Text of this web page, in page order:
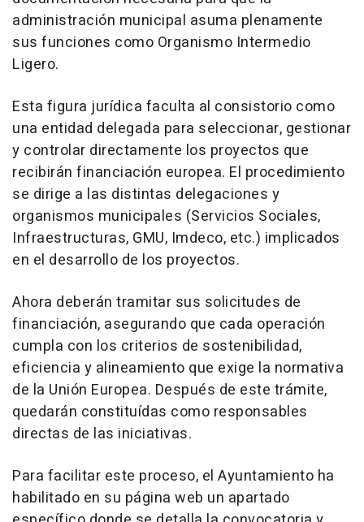
administración municipal asuma plenamente
sus funciones como Organismo Intermedio
Ligero.
Esta figura jurídica faculta al consistorio como
una entidad delegada para seleccionar, gestionar
y controlar directamente los proyectos que
recibirán financiación europea. El procedimiento
se dirige a las distintas delegaciones y
organismos municipales (Servicios Sociales,
Infraestructuras, GMU, Imdeco, etc.) implicados
en el desarrollo de los proyectos.
Ahora deberán tramitar sus solicitudes de
financiación, asegurando que cada operación
cumpla con los criterios de sostenibilidad,
eficiencia y alineamiento que exige la normativa
de la Unión Europea. Después de este trámite,
quedarán constituídas como responsables
directas de las iniciativas.
Para facilitar este proceso, el Ayuntamiento ha
habilitado en su página web un apartado